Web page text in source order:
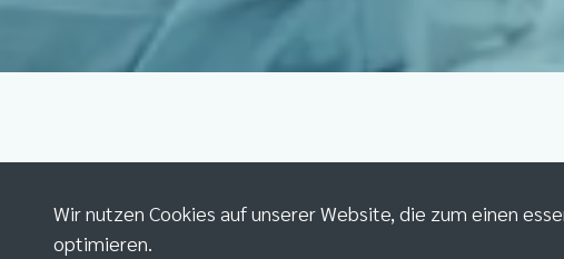
Wir nutzen Cookies auf unserer Website, die zum einen
optimieren.